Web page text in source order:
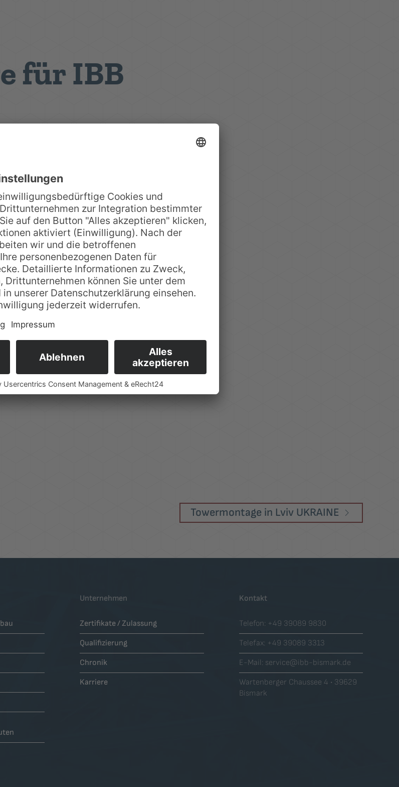
für IBB
6,0 m, Lauflänge: ca. 40
Dieser ist das
und ermöglicht
Towermontage in Lviv UKRAINE
Unternehmen
Zertifikate / Zulassung
Qualifizierung
Chronik
Karriere
Kontakt
Telefon: +49 39089 9830
Telefax: +49 39089 3313
E-Mail: service@ibb-bismark.de
Wartenberger Chaussee 4 • 39629
Bismark